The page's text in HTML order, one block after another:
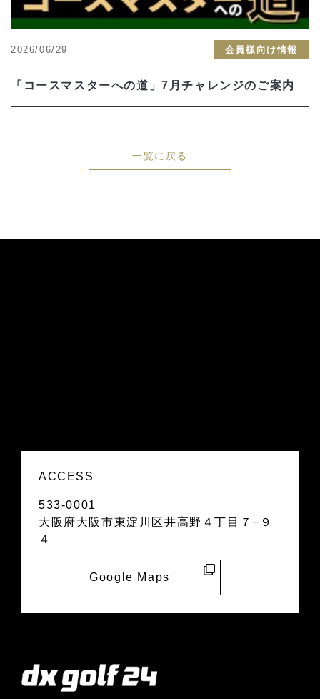
2026/06/29 会員様向け情報
「コースマスターへの道」7月チャレンジのご案内
一覧に戻る
ACCESS
533-0001
大阪府大阪市東淀川区井高野４丁目７−９
４
Google Maps